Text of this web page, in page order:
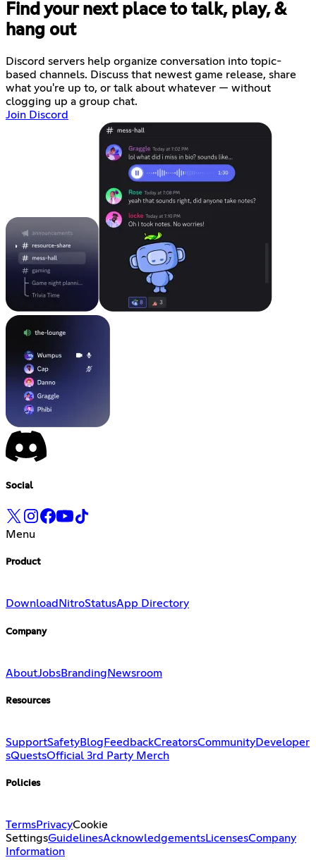
Find your next place to talk, play, &
hang out
Discord servers help organize conversation into topic-
based channels. Discuss that newest game release, share
what you're up to, or talk about whatever — without
clogging up a group chat.
Join Discord
Social
Menu
Product
Download NitroStatusApp Directory
Company
AboutJobsBranding Newsroom
Resources
SupportSafetyBlog FeedbackCreatorsCommunityDeveloper
sQuestsOfficial 3rd Party Merch
Policies
TermsPrivacyCookie
SettingsGuidelinesAcknowledgementsLicensesCompany
Information